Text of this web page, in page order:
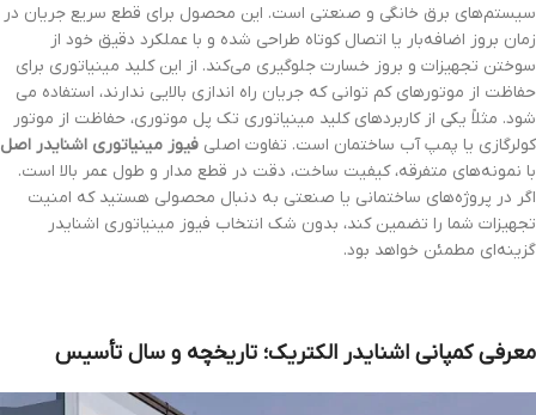
سیستم‌های برق خانگی و صنعتی است. این محصول برای قطع سریع جریان در
زمان بروز اضافه‌بار یا اتصال کوتاه طراحی شده و با عملکرد دقیق خود از
سوختن تجهیزات و بروز خسارت جلوگیری می‌کند. از این کلید مینیاتوری برای
حفاظت از موتورهای کم توانی که جریان راه اندازی بالایی ندارند، استفاده می
شود. مثلاً یکی از کاربردهای کلید مینیاتوری تک پل موتوری، حفاظت از موتور
کولرگازی یا پمپ آب ساختمان است. تفاوت اصلی فیوز مینیاتوری اشنایدر اصل
با نمونه‌های متفرقه، کیفیت ساخت، دقت در قطع مدار و طول عمر بالا است.
اگر در پروژه‌های ساختمانی یا صنعتی به دنبال محصولی هستید که امنیت
تجهیزات شما را تضمین کند، بدون شک انتخاب فیوز مینیاتوری اشنایدر
گزینه‌ای مطمئن خواهد بود.
معرفی کمپانی اشنایدر الکتریک؛ تاریخچه و سال تأسیس